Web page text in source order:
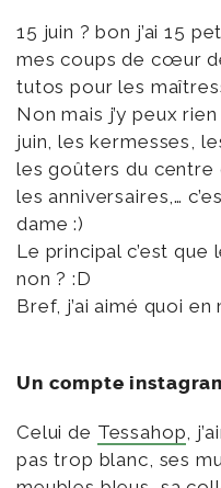
15 juin ? bon j’ai 15
mes coups de cœur
tutos pour les
Non mais j’y peux
juin, les kermesses,
les goûters du centre
les anniversaires,…
dame :)
Le principal c’est
non ? :D
Bref, j’ai aimé quoi en
Un compte
Celui de Tessahop,
pas trop blanc, ses